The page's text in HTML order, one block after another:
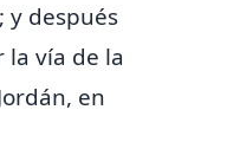
y después
vía de la
en